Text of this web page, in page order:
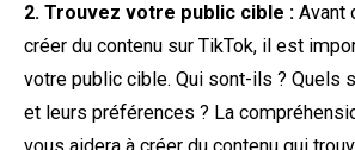
2. Trouvez votre public cible : Avant
créer du contenu sur TikTok, il est
votre public cible. Qui sont-ils ? Quels
et leurs préférences ? La